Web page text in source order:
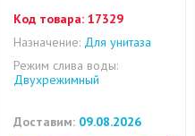
Код товара: 17329
Назначение: Для унитаза
Режим слива воды:
Двухрежимный
Доставим: 09.08.2026